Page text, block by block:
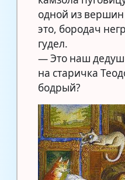
одной из
это, бородач
гудел.
— Это наш
на старичка
бодрый?